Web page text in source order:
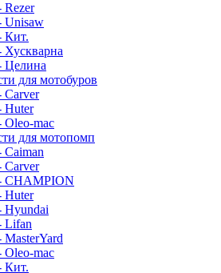
Rezer
Unisaw
Кит.
Хускварна
Целина
для мотобуров
Carver
Huter
Oleo-mac
для мотопомп
Caiman
Carver
CHAMPION
Huter
Hyundai
Lifan
MasterYard
Oleo-mac
Кит.